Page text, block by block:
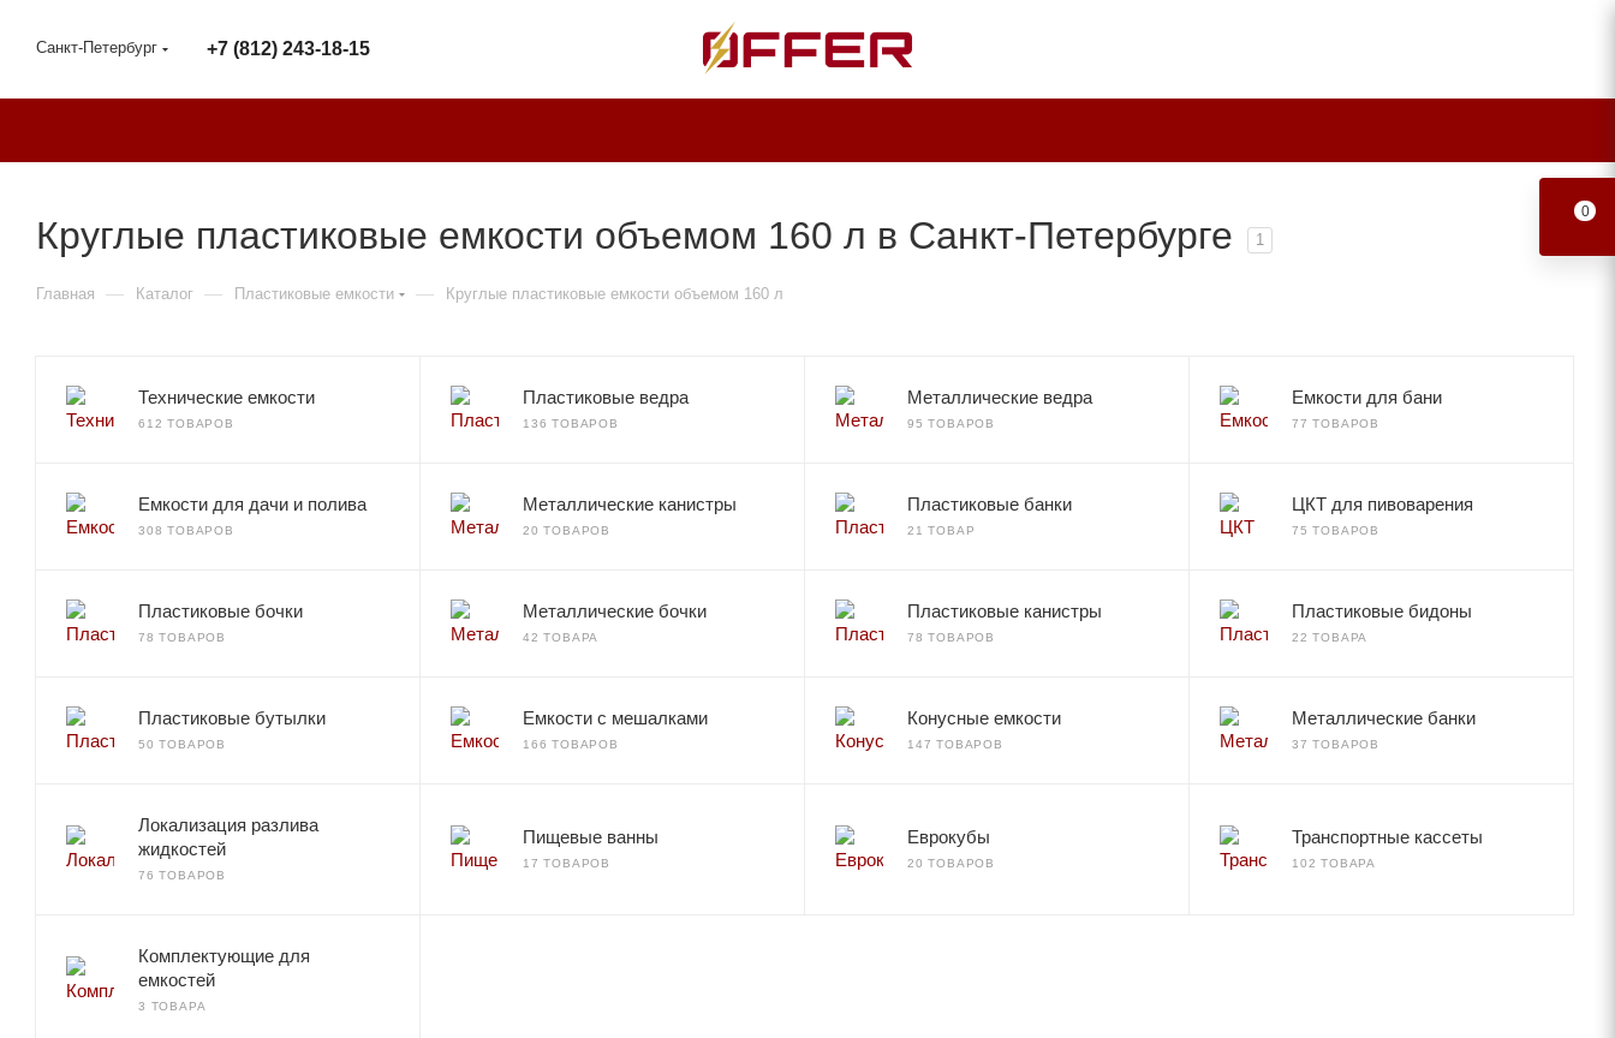
Санкт-Петербург +7 (812) 243-18-15
Круглые пластиковые емкости объемом 160 л в Санкт-Петербурге 1
Главная — Каталог — Пластиковые емкости — Круглые пластиковые емкости объемом 160 л
Технические емкости
612 ТОВАРОВ
Пластиковые ведра
136 ТОВАРОВ
Металлические ведра
95 ТОВАРОВ
Емкости для бани
77 ТОВАРОВ
Емкости для дачи и полива
308 ТОВАРОВ
Металлические канистры
20 ТОВАРОВ
Пластиковые банки
21 ТОВАР
ЦКТ для пивоварения
75 ТОВАРОВ
Пластиковые бочки
78 ТОВАРОВ
Металлические бочки
42 ТОВАРА
Пластиковые канистры
78 ТОВАРОВ
Пластиковые бидоны
22 ТОВАРА
Пластиковые бутылки
50 ТОВАРОВ
Емкости с мешалками
166 ТОВАРОВ
Конусные емкости
147 ТОВАРОВ
Металлические банки
37 ТОВАРОВ
Локализация разлива
жидкостей
76 ТОВАРОВ
Пищевые ванны
17 ТОВАРОВ
Еврокубы
20 ТОВАРОВ
Транспортные кассеты
102 ТОВАРА
Комплектующие для
емкостей
3 ТОВАРА
0